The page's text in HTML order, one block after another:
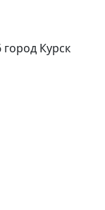
Курск